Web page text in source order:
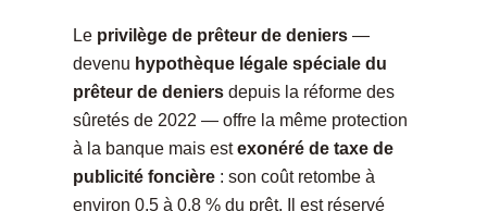
Le privilège de prêteur de deniers —
devenu hypothèque légale spéciale du
prêteur de deniers depuis la réforme des
sûretés de 2022 — offre la même protection
à la banque mais estexonéré de taxe de
publicité foncière : son coût retombe à
environ 0,5 à 0,8 % du prêt. Il est réservé